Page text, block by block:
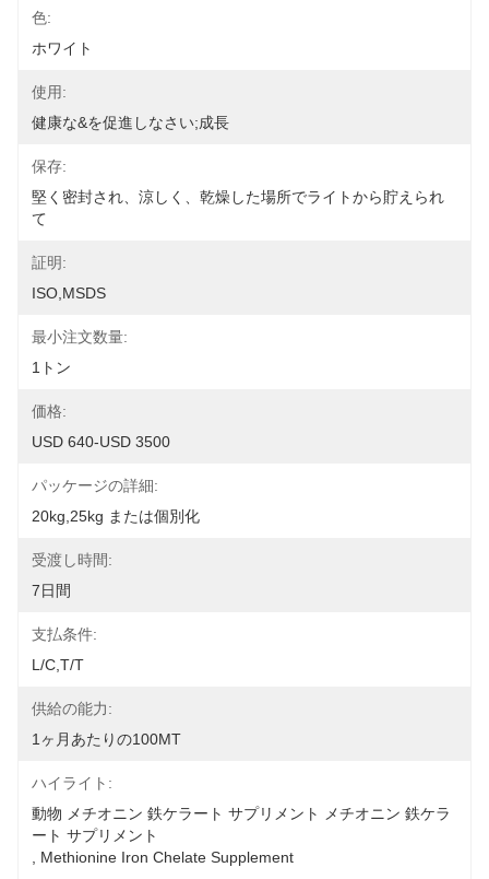
色:
ホワイト
使用:
健康な&を促進しなさい;成長
保存:
堅く密封され、涼しく、乾燥した場所でライトから貯えられ
て
証明:
ISO,MSDS
最小注文数量:
1トン
価格:
USD 640-USD 3500
パッケージの詳細:
20kg,25kg または個別化
受渡し時間:
7日間
支払条件:
L/C,T/T
供給の能力:
1ヶ月あたりの100MT
ハイライト:
動物 メチオニン 鉄ケラート サプリメント メチオニン 鉄ケラ
ート サプリメント
Methionine Iron Chelate Supplement